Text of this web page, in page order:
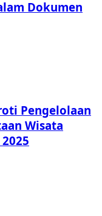
Dokumen
Pengelolaan
Wisata